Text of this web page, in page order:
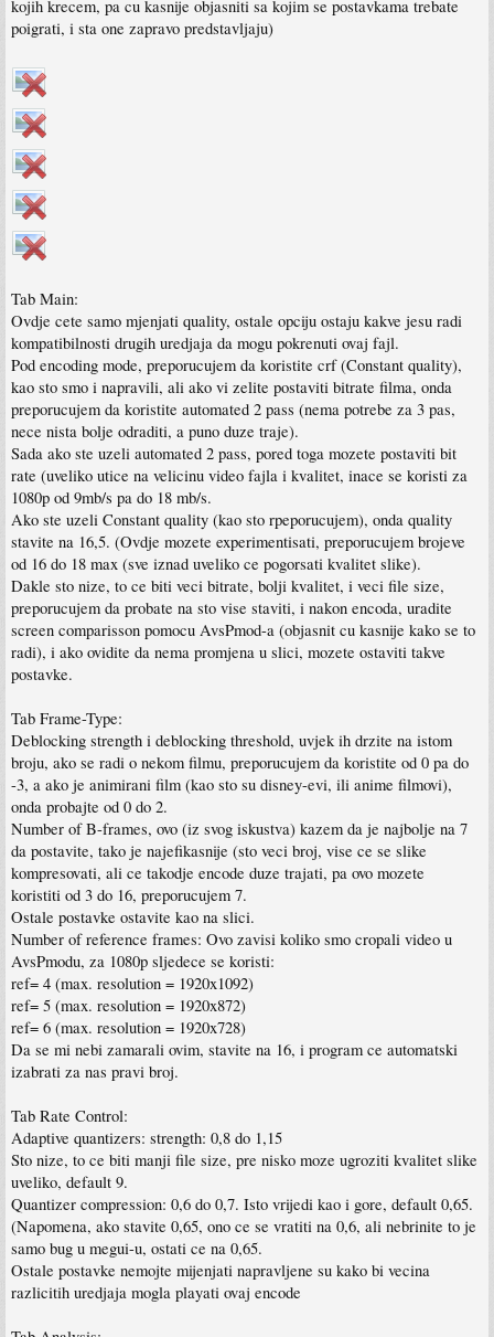
kojih krecem, pa cu kasnije objasniti sa kojim se postavkama trebate
poigrati, i sta one zapravo predstavljaju)
Tab Main:
Ovdje cete samo mjenjati quality, ostale opciju ostaju kakve jesu radi
kompatibilnosti drugih uredjaja da mogu pokrenuti ovaj fajl.
Pod encoding mode, preporucujem da koristite crf (Constant quality),
kao sto smo i napravili, ali ako vi zelite postaviti bitrate filma, onda
preporucujem da koristite automated 2 pass (nema potrebe za 3 pas,
nece nista bolje odraditi, a puno duze traje).
Sada ako ste uzeli automated 2 pass, pored toga mozete postaviti bit
rate (uveliko utice na velicinu video fajla i kvalitet, inace se koristi za
1080p od 9mb/s pa do 18 mb/s.
Ako ste uzeli Constant quality (kao sto rpeporucujem), onda quality
stavite na 16,5. (Ovdje mozete experimentisati, preporucujem brojeve
od 16 do 18 max (sve iznad uveliko ce pogorsati kvalitet slike).
Dakle sto nize, to ce biti veci bitrate, bolji kvalitet, i veci file size,
preporucujem da probate na sto vise staviti, i nakon encoda, uradite
screen comparisson pomocu AvsPmod-a (objasnit cu kasnije kako se to
radi), i ako ovidite da nema promjena u slici, mozete ostaviti takve
postavke.
Tab Frame-Type:
Deblocking strength i deblocking threshold, uvjek ih drzite na istom
broju, ako se radi o nekom filmu, preporucujem da koristite od 0 pa do
-3, a ako je animirani film (kao sto su disney-evi, ili anime filmovi),
onda probajte od 0 do 2.
Number of B-frames, ovo (iz svog iskustva) kazem da je najbolje na 7
da postavite, tako je najefikasnije (sto veci broj, vise ce se slike
kompresovati, ali ce takodje encode duze trajati, pa ovo mozete
koristiti od 3 do 16, preporucujem 7.
Ostale postavke ostavite kao na slici.
Number of reference frames: Ovo zavisi koliko smo cropali video u
AvsPmodu, za 1080p sljedece se koristi:
ref= 4 (max. resolution = 1920x1092)
ref= 5 (max. resolution = 1920x872)
ref= 6 (max. resolution = 1920x728)
Da se mi nebi zamarali ovim, stavite na 16, i program ce automatski
izabrati za nas pravi broj.
Tab Rate Control:
Adaptive quantizers: strength: 0,8 do 1,15
Sto nize, to ce biti manji file size, pre nisko moze ugroziti kvalitet slike
uveliko, default 9.
Quantizer compression: 0,6 do 0,7. Isto vrijedi kao i gore, default 0,65.
(Napomena, ako stavite 0,65, ono ce se vratiti na 0,6, ali nebrinite to je
samo bug u megui-u, ostati ce na 0,65.
Ostale postavke nemojte mijenjati napravljene su kako bi vecina
razlicitih uredjaja mogla playati ovaj encode